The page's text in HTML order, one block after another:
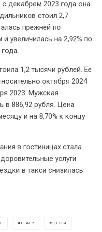
декабрем 2023 года она
стоил 2,7
прежней по
увеличилась на 2,92% по
1,2 тысячи рублей. Ее
октября 2024
2023. Мужская
в 886,92 рубля. Цена
и на 8,70% к концу
в гостиницах стала
услуги
в такси снизилась
ТЕАТР ЦЕНЫ